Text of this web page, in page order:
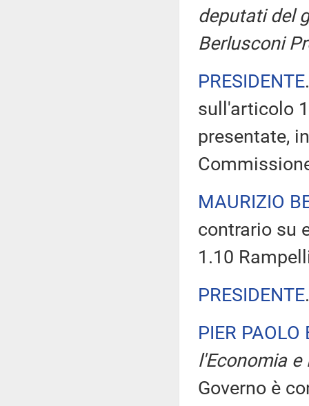
deputati del
Berlusconi
PRESIDENTE
sull'articolo
presentate,
MAURIZIO
contrario su
1.10
PRESIDENTE
PIER PAOLO
l'Economia e
Governo è